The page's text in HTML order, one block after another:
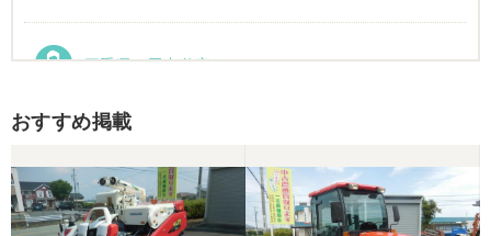
三重県／田中伸宜
整備、親切な納車。すべてにおいて満足していたの
で、今回トラクターの塗装整備を依頼しました。納
おすすめ掲載